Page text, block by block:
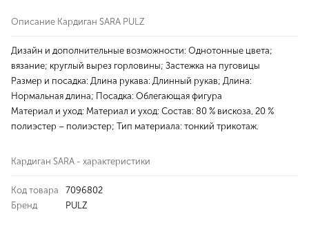
Описание Кардиган SARA PULZ
Дизайн и дополнительные возможности: Однотонные цвета;
вязание; круглый вырез горловины; Застежка на пуговицы
Размер и посадка: Длина рукава: Длинный рукав; Длина:
Нормальная длина; Посадка: Облегающая фигура
Материал и уход: Материал и уход: Состав: 80 % вискоза, 20 %
полиэстер – полиэстер; Тип материала: тонкий трикотаж.
Кардиган SARA - характеристики
Код товара
7096802
Бренд
PULZ